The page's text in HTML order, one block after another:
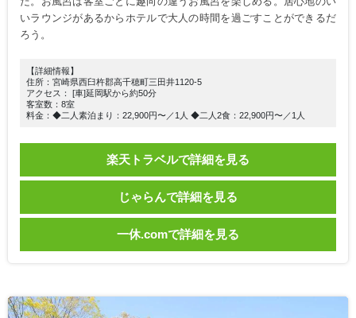
いラウンジがあるからホテルで大人の時間を過ごすことができるだ
ろう。
【詳細情報】
住所：宮崎県西臼杵郡高千穂町三田井1120-5
アクセス： [車]延岡駅から約50分
客室数：8室
料金：◆二人素泊まり：22,900円〜／1人 ◆二人2食：22,900円〜／1人
楽天トラベルで詳細を見る
じゃらんで詳細を見る
一休.comで詳細を見る